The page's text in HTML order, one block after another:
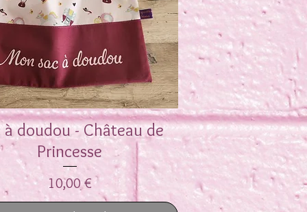
Aperçu rapide
à doudou - Château de
Princesse
Prix
10,00 €